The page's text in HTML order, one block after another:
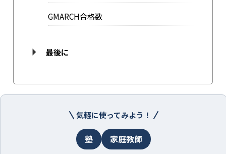
GMARCH合格数
最後に
気軽に使ってみよう！
塾 家庭教師